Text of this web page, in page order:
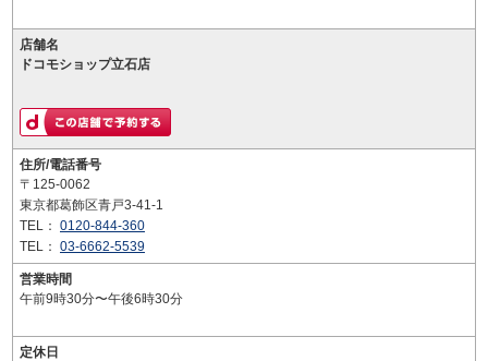
店舗名
ドコモショップ立石店
住所/電話番号
〒125-0062
東京都葛飾区青戸3-41-1
TEL： 0120-844-360
TEL： 03-6662-5539
営業時間
午前9時30分〜午後6時30分
定休日